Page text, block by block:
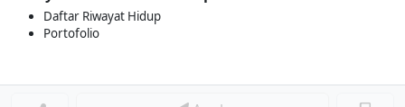
Daftar Riwayat Hidup
Portofolio